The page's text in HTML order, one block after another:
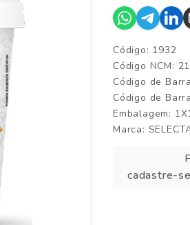
Código: 1932
Código NCM:
Código de
Código de
Embalagem:
Marca:
cadastre-